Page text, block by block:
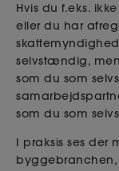
Hvis du f.eks.
eller du har
selvstændig,
som du som
som du som
I praksis ses der
byggebranchen,